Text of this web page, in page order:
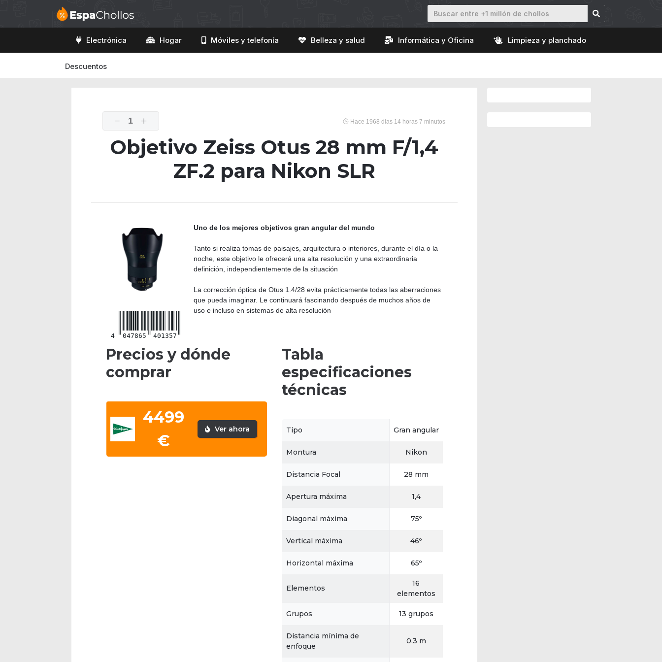
Electrónica Hogar Móviles y telefonía Belleza y salud Informática y Oficina Limpieza y planchado
Descuentos
1 Hace 1968 dias 14 horas 7 minutos
Objetivo Zeiss Otus 28 mm F/1,4
ZF.2 para Nikon SLR
4 047865 401357
Uno de los mejores objetivos gran angular del mundo
Tanto si realiza tomas de paisajes, arquitectura o interiores, durante el día o la
noche, este objetivo le ofrecerá una alta resolución y una extraordinaria
definición, independientemente de la situación
La corrección óptica de Otus 1.4/28 evita prácticamente todas las aberraciones
que pueda imaginar. Le continuará fascinando después de muchos años de
uso e incluso en sistemas de alta resolución
Precios y dónde
comprar
4499
€
Ver ahora
Tabla
especificaciones
técnicas
Tipo Gran angular
Montura Nikon
Distancia Focal 28 mm
Apertura máxima 1,4
Diagonal máxima 75º
Vertical máxima 46º
Horizontal máxima 65º
Elementos
16
elementos
Grupos 13 grupos
Distancia mínima de
enfoque
0,3 m